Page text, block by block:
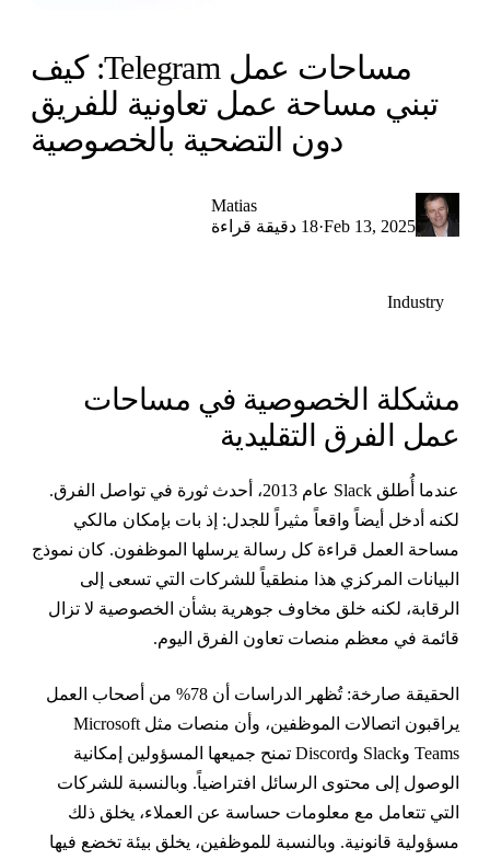
مساحات عمل Telegram: كيف
تبني مساحة عمل تعاونية للفريق
دون التضحية بالخصوصية
Matias
Feb 13, 2025
· 18 دقيقة قراءة
Industry
الخصوصية في مساحات
الفرق التقليدية
عندما أُطلق Slack عام 2013، أحدث ثورة في تواصل الفرق.
أدخل أيضاً واقعاً مثيراً للجدل: إذ بات بإمكان مالكي
العمل قراءة كل رسالة يرسلها الموظفون. كان نموذج
المركزي هذا منطقياً للشركات التي تسعى إلى
لكنه خلق مخاوف جوهرية بشأن الخصوصية لا تزال
في معظم منصات تعاون الفرق اليوم.
الحقيقة صارخة: تُظهر الدراسات أن 78% من أصحاب العمل
يراقبون اتصالات الموظفين، وأن منصات مثل Microsoft
Teams وSlack وDiscord تمنح جميعها المسؤولين إمكانية
إلى محتوى الرسائل افتراضياً. وبالنسبة للشركات
تتعامل مع معلومات حساسة عن العملاء، يخلق ذلك
قانونية. وبالنسبة للموظفين، يخلق بيئة تخضع فيها